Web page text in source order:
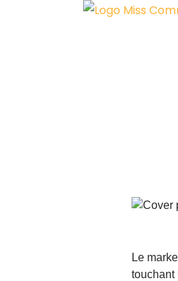
Le
touchant